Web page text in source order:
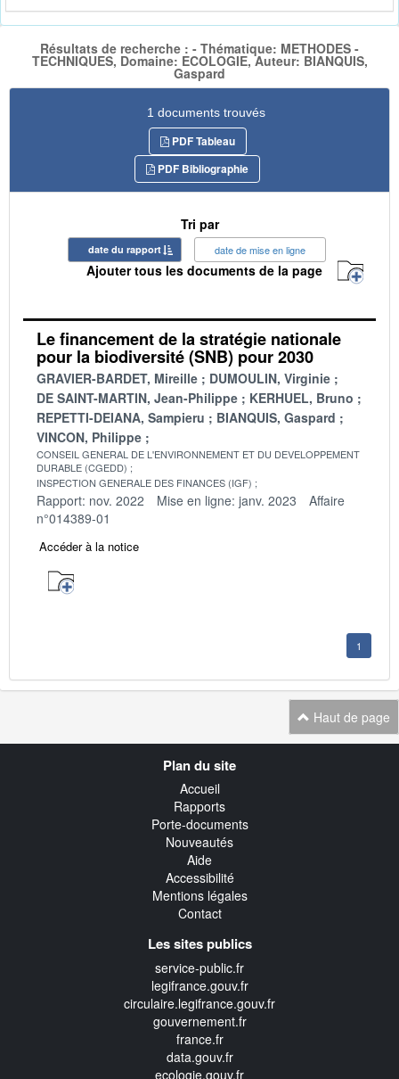
Résultats de recherche : - Thématique: METHODES -
TECHNIQUES, Domaine: ECOLOGIE, Auteur: BIANQUIS,
Gaspard
1 documents trouvés
PDF Tableau
PDF Bibliographie
Tri par
date du rapport date de mise en ligne
Ajouter tous les documents de la page
Le financement de la stratégie nationale
pour la biodiversité (SNB) pour 2030
GRAVIER-BARDET, Mireille
DUMOULIN, Virginie
DE SAINT-MARTIN, Jean-Philippe
KERHUEL, Bruno
REPETTI-DEIANA, Sampieru
BIANQUIS, Gaspard
VINCON, Philippe
CONSEIL GENERAL DE L'ENVIRONNEMENT ET DU DEVELOPPEMENT
DURABLE (CGEDD)
INSPECTION GENERALE DES FINANCES (IGF)
Rapport: nov. 2022 Mise en ligne: janv. 2023
Affaire
n°014389-01
Accéder à la notice
1
Haut de page
Plan du site
Accueil
Rapports
Porte-documents
Nouveautés
Aide
Accessibilité
Mentions légales
Contact
Les sites publics
service-public.fr
legifrance.gouv.fr
circulaire.legifrance.gouv.fr
gouvernement.fr
france.fr
data.gouv.fr
ecologie.gouv.fr